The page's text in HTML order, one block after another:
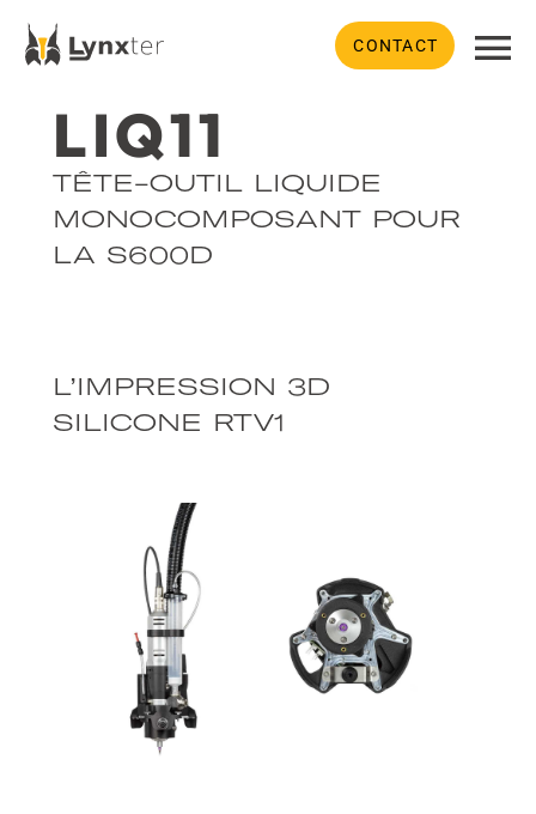
CONTACT
LIQ11
TÊTE-OUTIL LIQUIDE
MONOCOMPOSANT POUR
LA S600D
L’IMPRESSION 3D
SILICONE RTV1